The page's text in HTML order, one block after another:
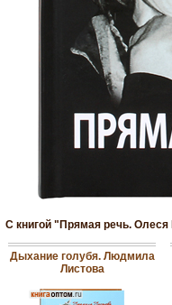
С книгой "Прямая речь.
Дыхание голубя. Людмила
Листова